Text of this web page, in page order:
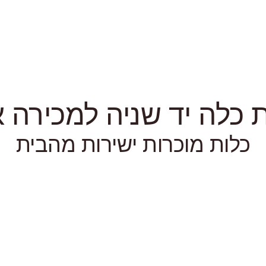
כלה יד שניה למכירה
כלות מוכרות ישירות מהבית